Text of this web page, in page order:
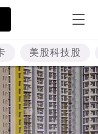
美股科技股